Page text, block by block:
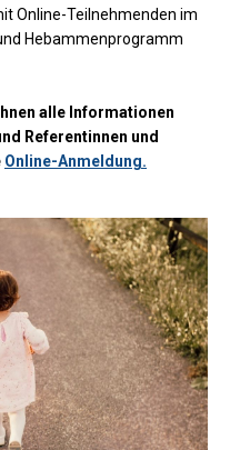
Online-Teilnehmenden im
Hebammenprogramm
alle Informationen
Referentinnen und
Online-Anmeldung.